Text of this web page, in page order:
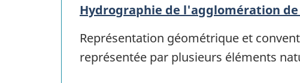
Hydrographie de l'agglomération
Représentation géométrique et
représentée par plusieurs éléments